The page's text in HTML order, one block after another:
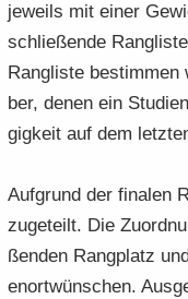
je­weils mit einer
schlie­ßen­de
Rang­lis­te
ber, denen ein
gig­keit auf dem
Auf­grund der fi­na­len
zu­ge­teilt. Die
ßen­den Rang­platz
en­ort­wün­schen.